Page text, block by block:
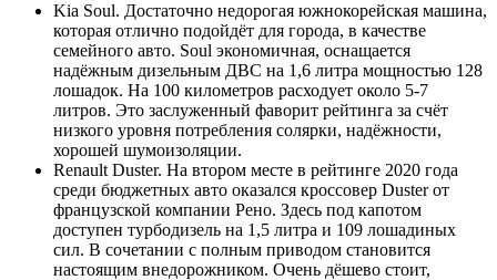
Kia Soul. Достаточно недорогая южнокорейская машина,
которая отлично подойдёт для города, в качестве
семейного авто. Soul экономичная, оснащается
надёжным дизельным ДВС на 1,6 литра мощностью 128
лошадок. На 100 километров расходует около 5-7
литров. Это заслуженный фаворит рейтинга за счёт
низкого уровня потребления солярки, надёжности,
хорошей шумоизоляции.
Renault Duster. На втором месте в рейтинге 2020 года
среди бюджетных авто оказался кроссовер Duster от
французской компании Рено. Здесь под капотом
доступен турбодизель на 1,5 литра и 109 лошадиных
сил. В сочетании с полным приводом становится
настоящим внедорожником. Очень дёшево стоит,